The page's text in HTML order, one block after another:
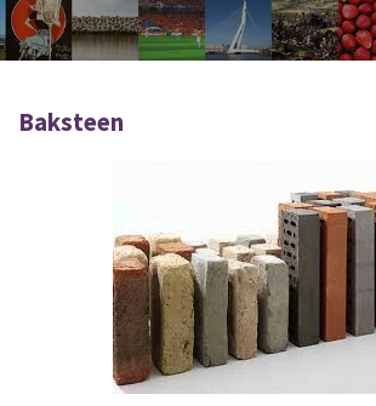
Baksteen